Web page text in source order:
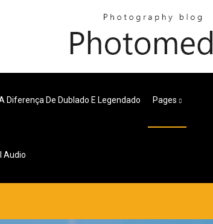
Diferença De Dublado E Legendado Pages
Audio